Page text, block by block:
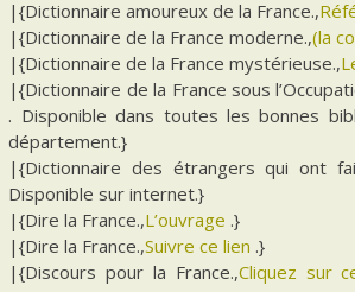
|{Dictionnaire amoureux de la France.,
|{Dictionnaire de la France moderne.,(la
|{Dictionnaire de la France mystérieuse.,
|{Dictionnaire de la France sous
. Disponible dans toutes les bonnes
département.}
|{Dictionnaire des étrangers qui ont
Disponible sur internet.}
|{Dire la France.,L’ouvrage .}
|{Dire la France.,Suivre ce lien .}
|{Discours pour la France.,Cliquez sur